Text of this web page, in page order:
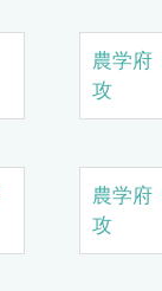
農学
攻
農学
攻